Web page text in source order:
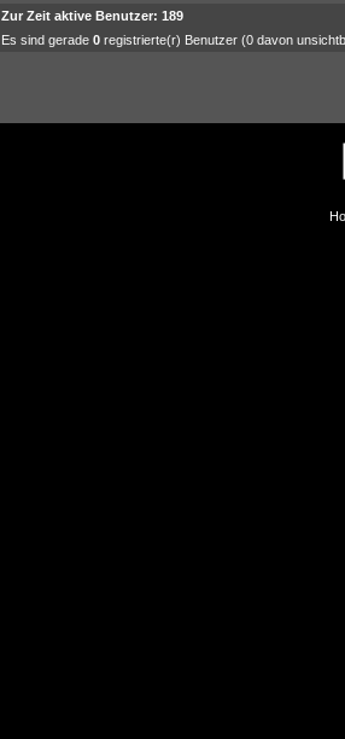
Zur Zeit aktive Benutzer: 189
Es sind gerade 0 registrierte(r) Benutzer (0 davon